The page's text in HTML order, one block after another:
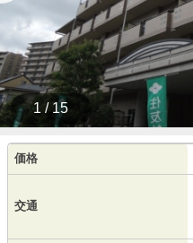
1 / 15
価格
交通